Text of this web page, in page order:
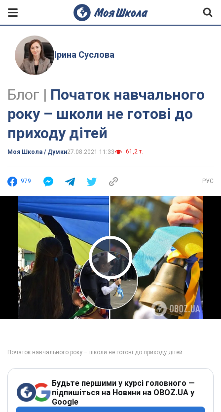
Ірина Суслова
Блог | Початок навчального
року – школи не готові до
приходу дітей
Моя Школа / Думки27.08.2021 11:33 61,2 т.
979 РУС
Play Video
Будьте першими у курсі головного —
підпишіться на Новини на OBOZ.UA у
Google